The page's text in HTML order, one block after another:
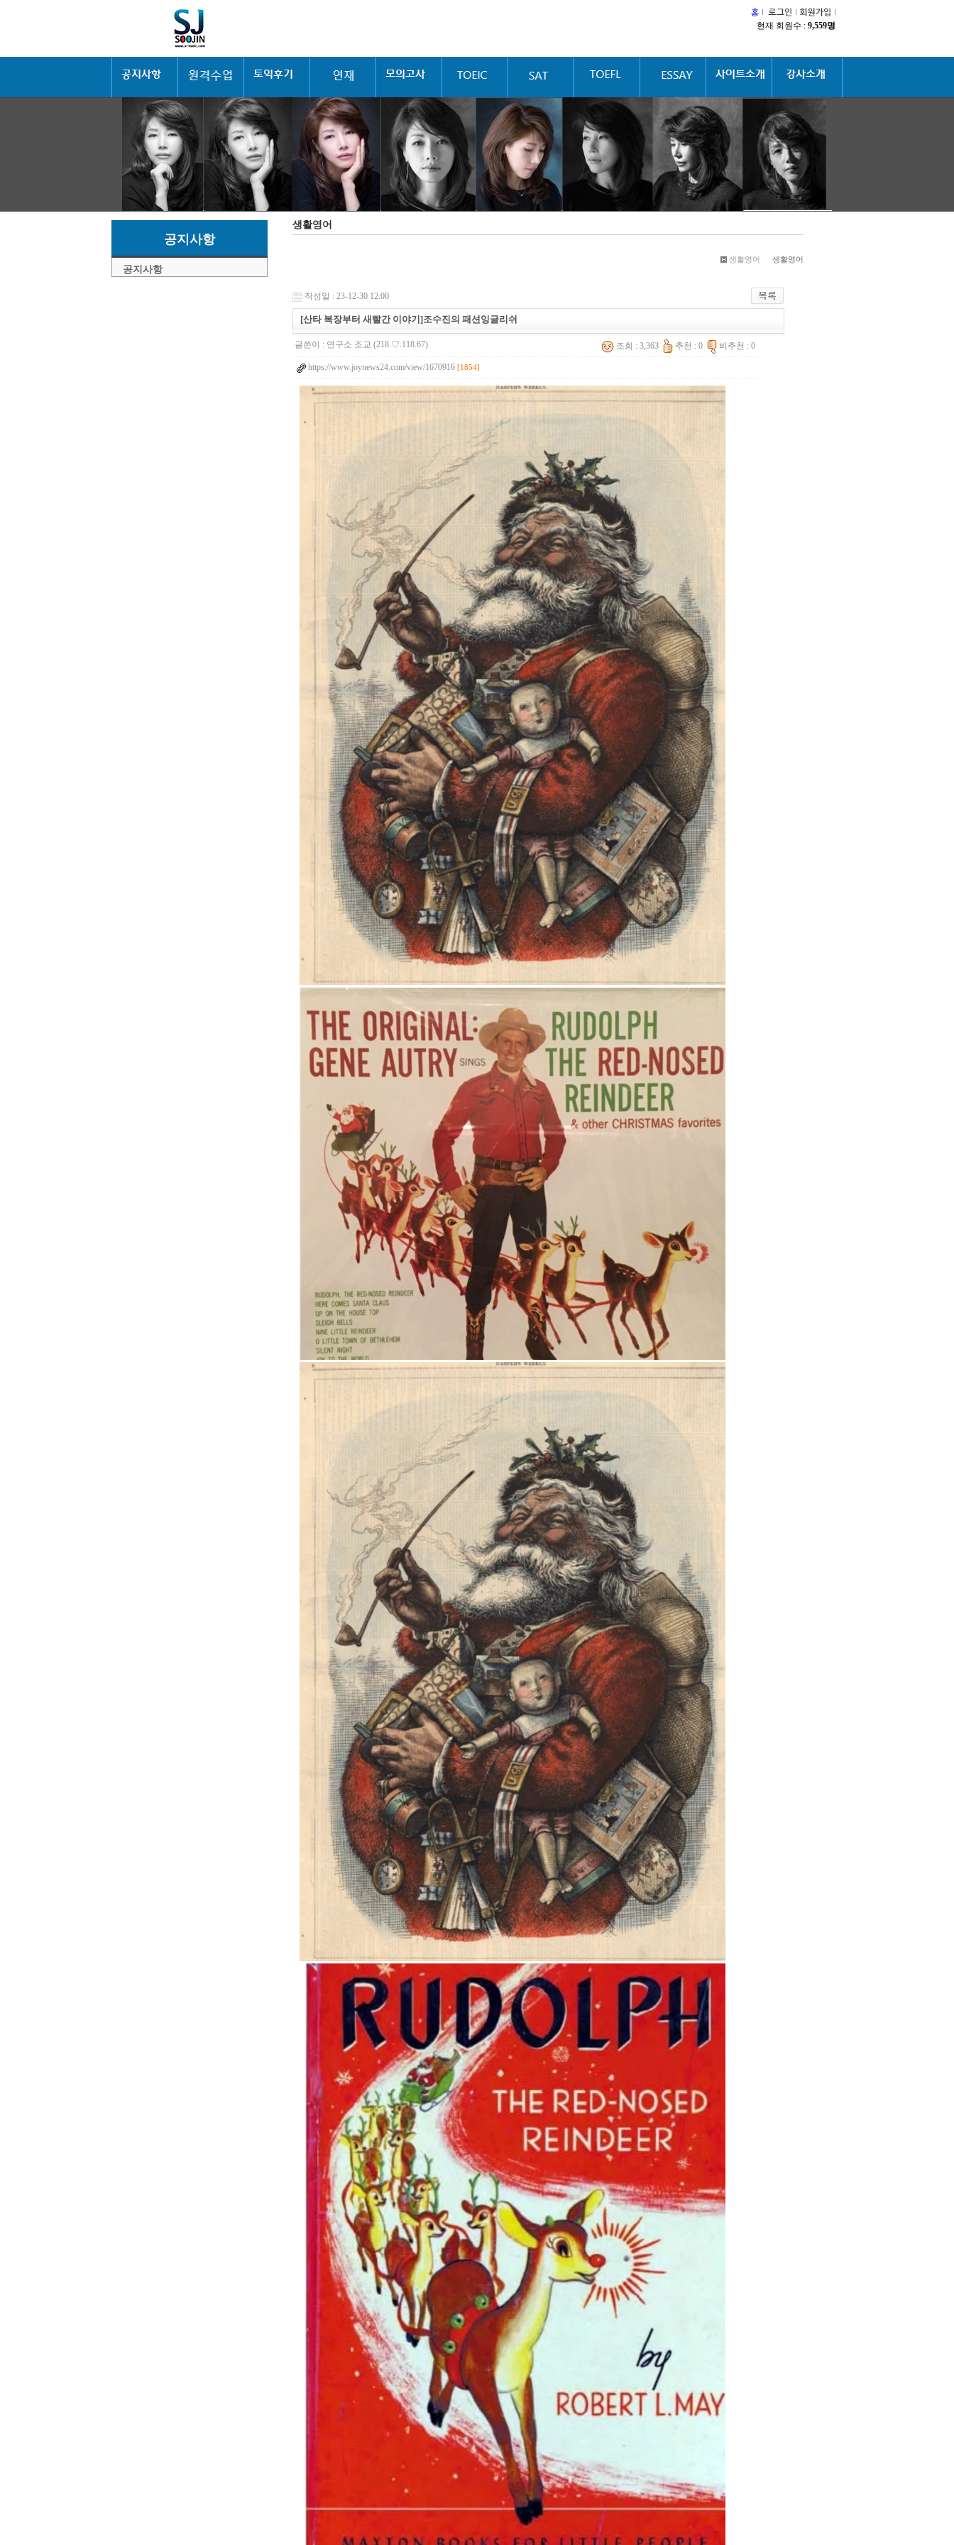
현재 회원수 : 9,559명
공지사항
공지사항
생활영어
생활영어 생활영어
작성일 : 23-12-30 12:00
[산타 복장부터 새빨간 이야기]조수진의 패션잉글리쉬
글쓴이 : 연구소 조교 (218.♡.118.67) 조회 : 3,363 추천 : 0 비추천 : 0
https://www.joynews24.com/view/1670916 [1854]